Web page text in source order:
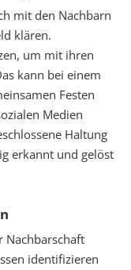
mit den Nachbarn
klären.
um mit ihren
kann bei einem
Festen
Medien
Haltung
erkannt und gelöst
Nachbarschaft
identifizieren